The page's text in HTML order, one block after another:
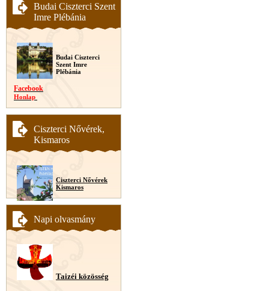
Budai Ciszterci Szent
Imre Plébánia
Budai Ciszterci
Szent Imre
Plébánia
Facebook
Honlap
Ciszterci Nővérek,
Kismaros
Ciszterci Nővérek
Kismaros
Napi olvasmány
Taizéi közösség